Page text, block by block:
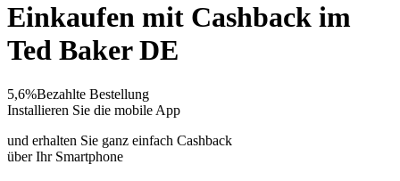
Einkaufen mit Cashback im
Ted Baker DE
5,6%Bezahlte Bestellung
Installieren Sie die mobile App
und erhalten Sie ganz einfach Cashback
über Ihr Smartphone